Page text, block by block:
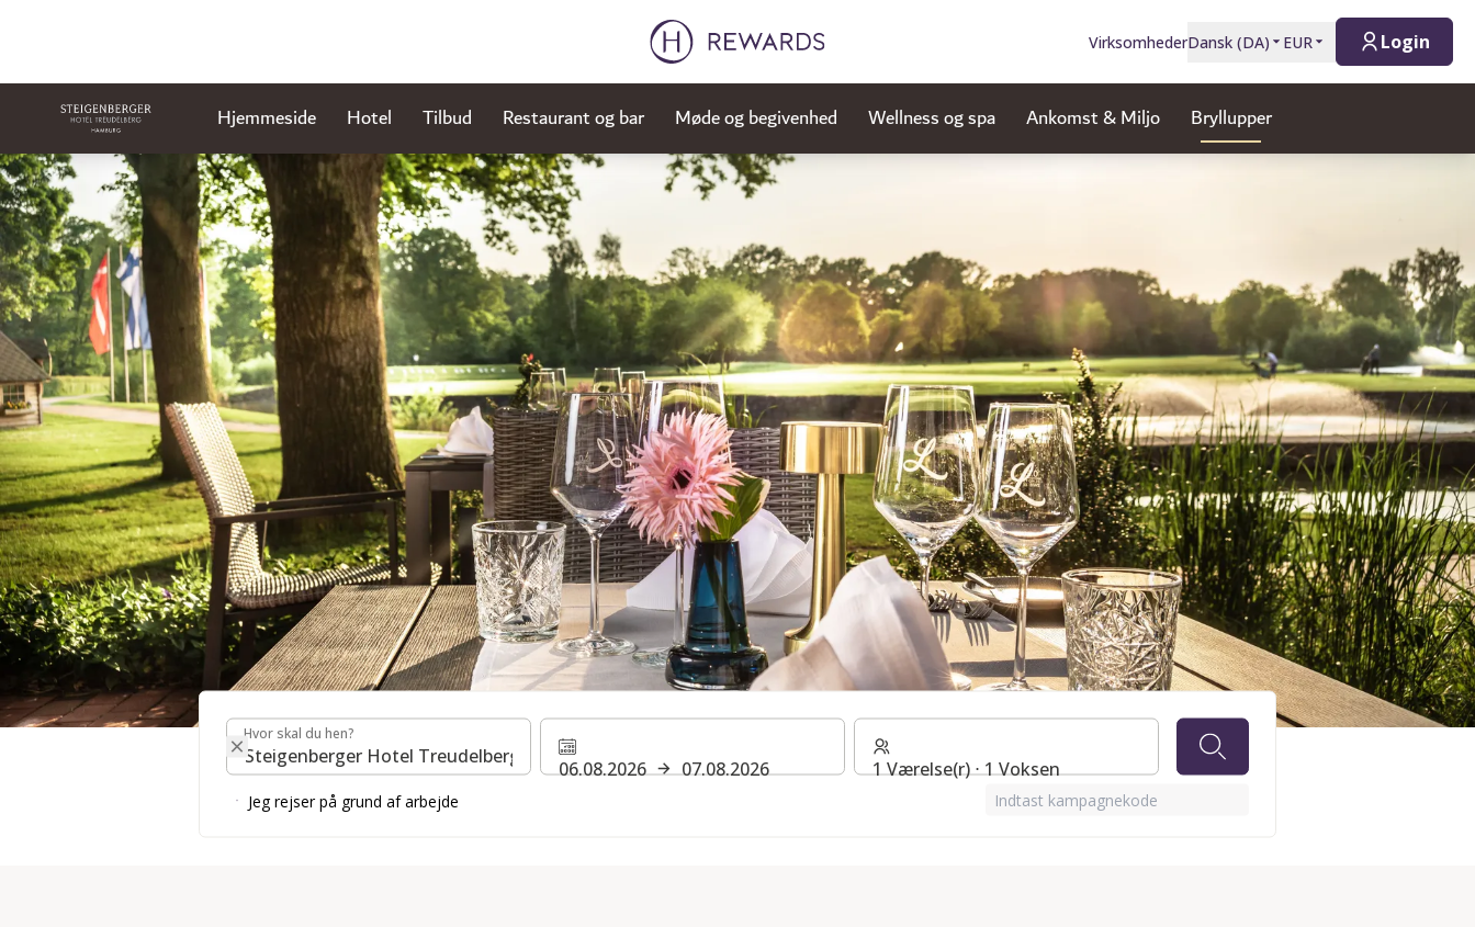
VirksomhederDansk (DA) EUR Login
Hjemmeside Hotel Tilbud Restaurant og bar Møde og begivenhed Wellness og spa Ankomst & Miljo Bryllupper
Slide 1 af 1
MAGISKE ØJEBLIKKE I EN FORTRYLLENDE KULISSE
Hvor skal du hen?
Hvor skal du hen?
06.08.2026 07.08.2026 1 Værelse(r) ⋅ 1 Voksen
Jeg rejser på grund af arbejde Indtast kampagnekode